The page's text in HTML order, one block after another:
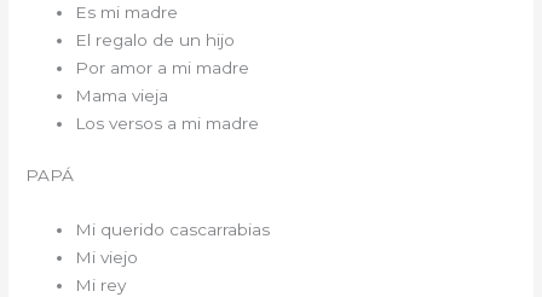
Es mi madre
El regalo de un hijo
Por amor a mi madre
Mama vieja
Los versos a mi madre
PAPÁ
Mi querido cascarrabias
Mi viejo
Mi rey